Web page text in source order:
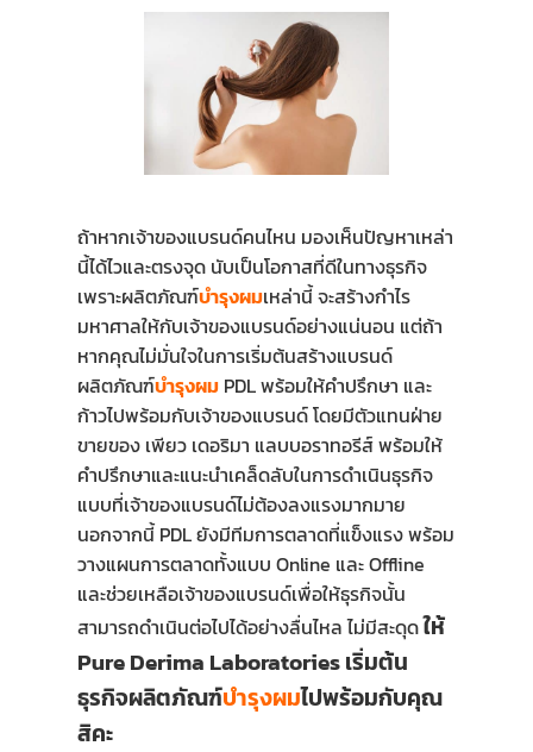
ถ้าหากเจ้าของแบรนด์คนไหน มองเห็นปัญหาเหล่า
นี้ได้ไวและตรงจุด นับเป็นโอกาสที่ดีในทางธุรกิจ
เพราะผลิตภัณฑ์บำรุงผมเหล่านี้ จะสร้างกำไร
มหาศาลให้กับเจ้าของแบรนด์อย่างแน่นอน แต่ถ้า
หากคุณไม่มั่นใจในการเริ่มต้นสร้างแบรนด์
ผลิตภัณฑ์บำรุงผม PDL พร้อมให้คำปรึกษา และ
ก้าวไปพร้อมกับเจ้าของแบรนด์ โดยมีตัวแทนฝ่าย
ขายของ เพียว เดอริมา แลบบอราทอรีส์ พร้อมให้
คำปรึกษาและแนะนำเคล็ดลับในการดำเนินธุรกิจ
แบบที่เจ้าของแบรนด์ไม่ต้องลงแรงมากมาย
นอกจากนี้ PDL ยังมีทีมการตลาดที่แข็งแรง พร้อม
วางแผนการตลาดทั้งแบบ Online และ Offline
และช่วยเหลือเจ้าของแบรนด์เพื่อให้ธุรกิจนั้น
สามารถดำเนินต่อไปได้อย่างลื่นไหล ไม่มีสะดุดให้
Pure Derima Laboratories เริ่มต้น
ธุรกิจผลิตภัณฑ์บำรุงผมไปพร้อมกับคุณ
สิคะ